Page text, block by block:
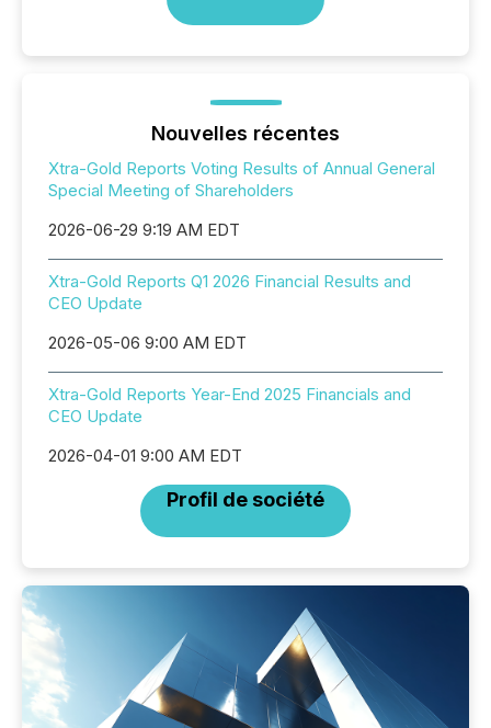
Nouvelles récentes
Xtra-Gold Reports Voting Results of Annual General
Special Meeting of Shareholders
2026-06-29 9:19 AM EDT
Xtra-Gold Reports Q1 2026 Financial Results and
CEO Update
2026-05-06 9:00 AM EDT
Xtra-Gold Reports Year-End 2025 Financials and
CEO Update
2026-04-01 9:00 AM EDT
Profil de société